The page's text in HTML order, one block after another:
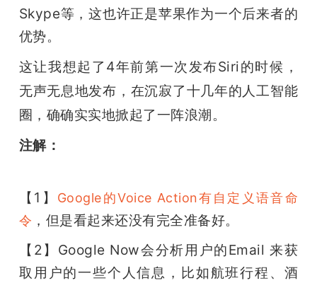
Skype等，这也许正是苹果作为一个后来者的
优势。
这让我想起了4年前第一次发布Siri的时候，
无声无息地发布，在沉寂了十几年的人工智能
圈，确确实实地掀起了一阵浪潮。
注解：
【1】
Google的Voice Action有自定义语音命
令 ，但是看起来还没有完全准备好。
【2】Google Now会分析用户的Email 来获
取用户的一些个人信息，比如航班行程、酒